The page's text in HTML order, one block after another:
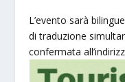
L’evento sarà
di traduzione
confermata